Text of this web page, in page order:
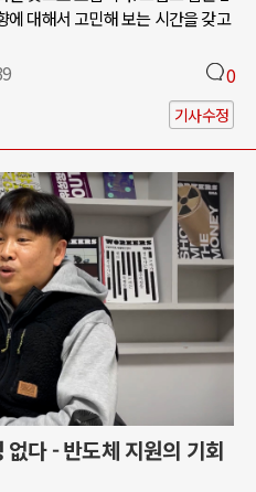
에 대해서 고민해 보는 시간을 갖고
0
기사수정
다 - 반도체 지원의 기회